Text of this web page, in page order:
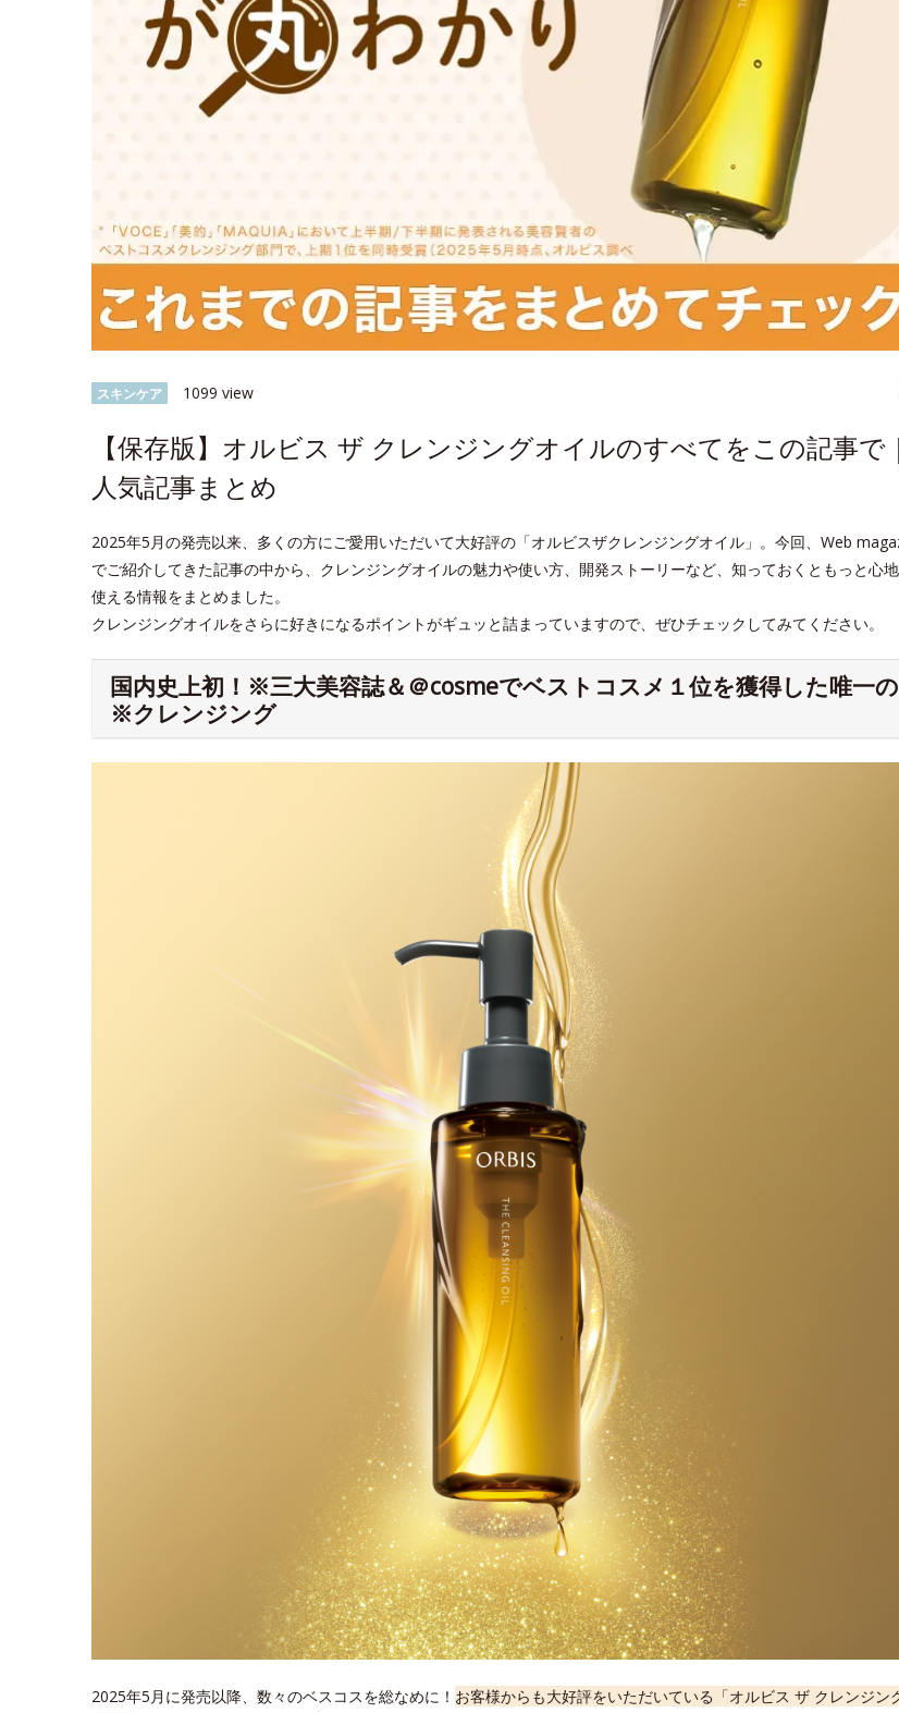
スキンケア 1099 view
【保存版】オルビス ザ クレンジングオイルのすべてをこの記事で｜
人気記事まとめ
2025年5月の発売以来、多くの方にご愛用いただいて大好評の「オルビスザクレンジングオイル」。今回、Web
でご紹介してきた記事の中から、クレンジングオイルの魅力や使い方、開発ストーリーなど、知っておくともっと心地
使える情報をまとめました。
クレンジングオイルをさらに好きになるポイントがギュッと詰まっていますので、ぜひチェックしてみてください。
国内史上初！※三大美容誌＆＠cosmeでベストコスメ１位を獲得した唯一の
※クレンジング
2025年5月に発売以降、数々のベスコスを総なめに！ お客様からも大好評をいただいている「オルビス ザ クレンジン